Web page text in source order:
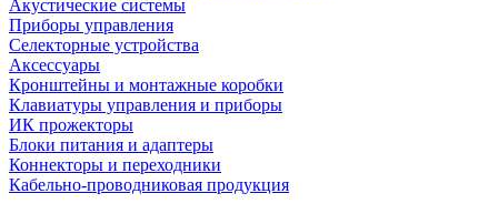
Акустические системы
Приборы управления
Селекторные устройства
Аксессуары
Кронштейны и монтажные коробки
Клавиатуры управления и приборы
ИК прожекторы
Блоки питания и адаптеры
Коннекторы и переходники
Кабельно-проводниковая продукция